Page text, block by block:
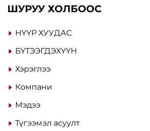
ШУРУУ ХОЛБООС
НҮҮР ХУУДАС
БҮТЭЭГДЭХҮҮН
Хэрэглээ
Компани
Мэдээ
Түгээмэл асуулт